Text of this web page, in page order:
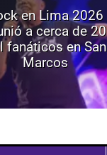
en Lima 2026
a cerca de 20
fanáticos en San
Marcos